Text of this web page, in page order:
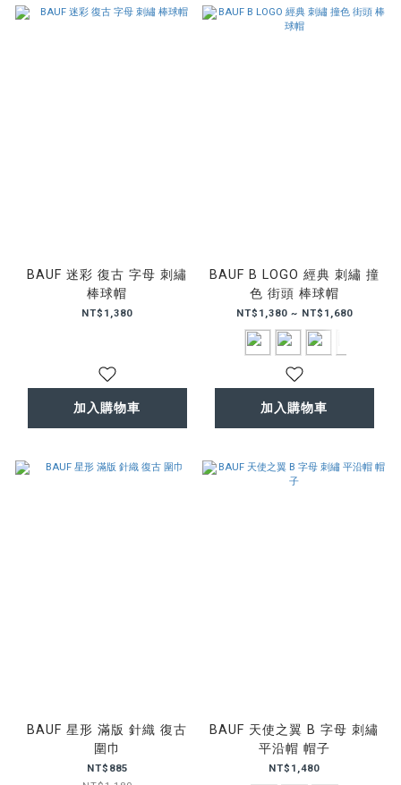
BAUF 迷彩 復古 字母 刺繡
棒球帽
NT$1,380
加入購物車
BAUF B LOGO 經典 刺繡 撞
色 街頭 棒球帽
NT$1,380 ~ NT$1,680
加入購物車
BAUF 星形 滿版 針織 復古
圍巾
NT$885
BAUF 天使之翼 B 字母 刺繡
平沿帽 帽子
NT$1,480